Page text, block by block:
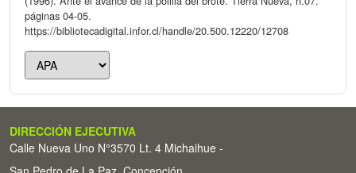
páginas 04-05.
https://bibliotecadigital.infor.cl/handle/20.500.12220/12708
DIRECCIÓN EJECUTIVA
Calle Nueva Uno N°3570 Lt. 4 Michaihue -